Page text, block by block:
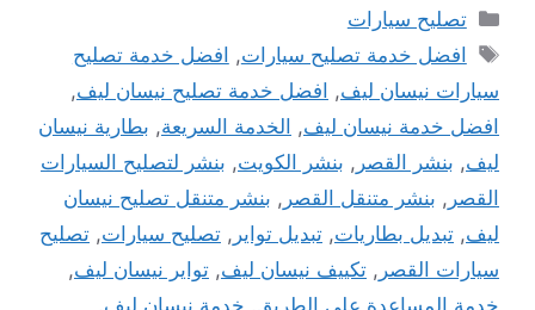
التصنيفات
تصليح سيارات
الوسوم
افضل خدمة تصليح سيارات, افضل خدمة تصليح
سيارات نيسان ليف, افضل خدمة تصليح نيسان ليف,
افضل خدمة نيسان ليف, الخدمة السريعة, بطارية نيسان
ليف, بنشر القصر , بنشر الكويت, بنشر لتصليح السيارات
القصر , بنشر متنقل القصر , بنشر متنقل تصليح نيسان
ليف, تبديل بطاريات, تبديل تواير , تصليح سيارات, تصليح
سيارات القصر , تكييف نيسان ليف, تواير نيسان ليف,
خدمة المساعدة على الطريق, خدمة نيسان ليف,